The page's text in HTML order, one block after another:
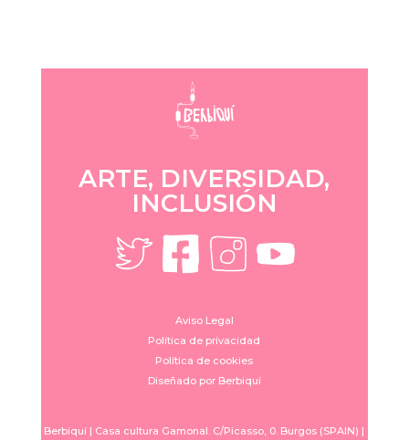
ARTE, DIVERSIDAD,
INCLUSIÓN
Aviso Legal
Política de privacidad
Política de cookies
Diseñado por Berbiquí
Berbiquí | Casa cultura Gamonal. C/Picasso, 0. Burgos (SPAIN) |